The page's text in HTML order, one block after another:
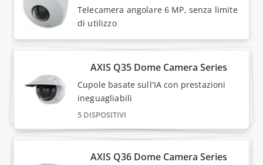
Telecamera angolare 6 MP, senza limite
di utilizzo
AXIS Q35 Dome Camera Series
5 DISPOSITIVI
Cupole basate sull'IA con prestazioni
ineguagliabili
AXIS Q36 Dome Camera Series